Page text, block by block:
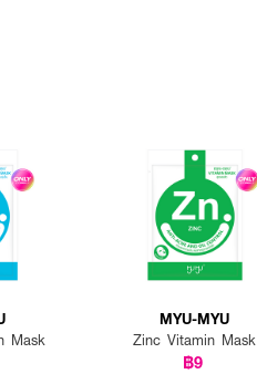
Mask
MYU-MYU
Zinc Vitamin Mask
฿9